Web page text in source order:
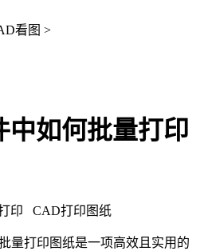
看图 >
中如何批量打印
印 CAD打印图纸
量打印 图纸是一项高效且实用的